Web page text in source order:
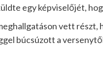
egy képviselőjét,
vett részt,
búcsúzott a